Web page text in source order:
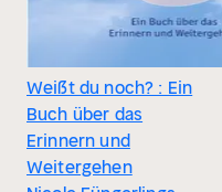
Weißt du noch? : Ein
Buch über das
Erinnern und
Weitergehen